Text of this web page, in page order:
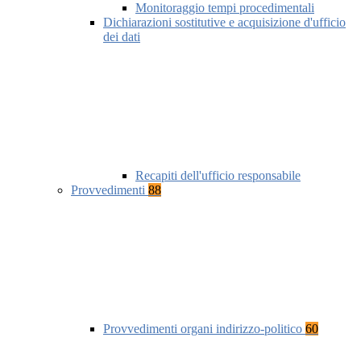
Monitoraggio tempi procedimentali
Dichiarazioni sostitutive e acquisizione d'ufficio
dei dati
Recapiti dell'ufficio responsabile
Provvedimenti 88
Provvedimenti organi indirizzo-politico 60